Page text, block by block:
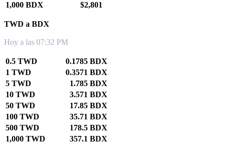
1,000 BDX
$2,801
TWD a BDX
Hoy a las 07:32 PM
0.5 TWD
0.1785 BDX
1 TWD
0.3571 BDX
5 TWD
1.785 BDX
10 TWD
3.571 BDX
50 TWD
17.85 BDX
100 TWD
35.71 BDX
500 TWD
178.5 BDX
1,000 TWD
357.1 BDX